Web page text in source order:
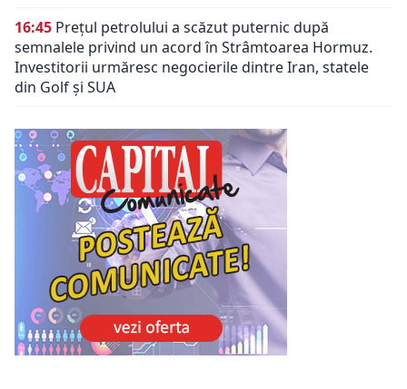
16:45 Prețul petrolului a scăzut puternic după
semnalele privind un acord în Strâmtoarea Hormuz.
Investitorii urmăresc negocierile dintre Iran, statele
din Golf și SUA